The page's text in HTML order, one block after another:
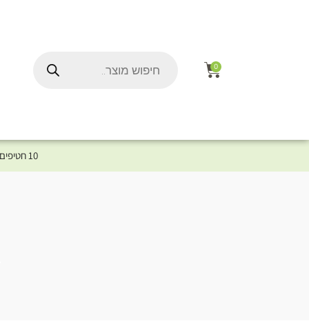
0
10 חטיפים במתנה לכלב שלך ברכישת מוצר מקטגוריית המומלצים ⤎ לחצו כאן למוצרים המומלצים לכלב